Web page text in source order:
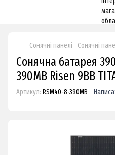
Сонячні панелі Сонячні
Сонячна батарея
390MB Risen 9BB
Артикул: RSM40-8-390MB